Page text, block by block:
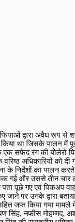
द्वारा अवैध रूप से
था जिसके पालन में
एक सफेद रंग की बोलेरो
अधिकारियों को दी
के निर्देशों का
गई और उससे तीन
पता पूछे गए एवं पिकअप
पर उनके द्वारा
जप्त किया गया
सिंह, नफीस मोहम्मद,